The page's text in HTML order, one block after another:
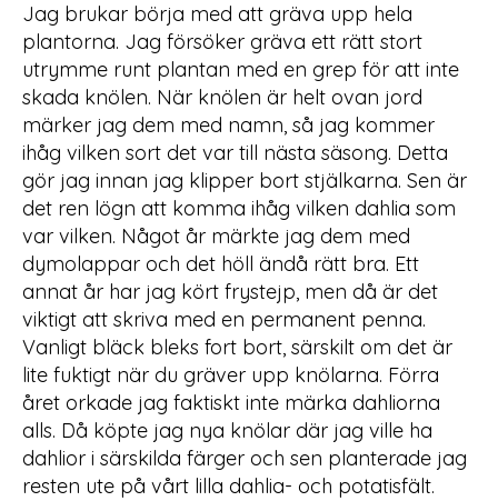
Jag brukar börja med att gräva upp hela
plantorna. Jag försöker gräva ett rätt stort
utrymme runt plantan med en grep för att inte
skada knölen. När knölen är helt ovan jord
märker jag dem med namn, så jag kommer
ihåg vilken sort det var till nästa säsong. Detta
gör jag innan jag klipper bort stjälkarna. Sen är
det ren lögn att komma ihåg vilken dahlia som
var vilken. Något år märkte jag dem med
dymolappar och det höll ändå rätt bra. Ett
annat år har jag kört frystejp, men då är det
viktigt att skriva med en permanent penna.
Vanligt bläck bleks fort bort, särskilt om det är
lite fuktigt när du gräver upp knölarna. Förra
året orkade jag faktiskt inte märka dahliorna
alls. Då köpte jag nya knölar där jag ville ha
dahlior i särskilda färger och sen planterade jag
resten ute på vårt lilla dahlia- och potatisfält.